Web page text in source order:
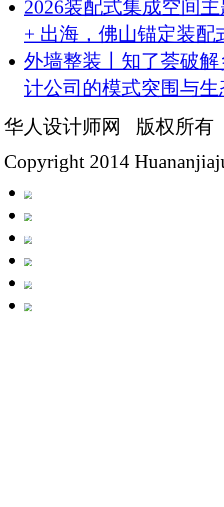
2026装配式集成空间
+ 出海，佛山锚定装
外墙整装丨知了荟破
计公司的模式突围与
华人设计师网 版权所
Copyright 2014